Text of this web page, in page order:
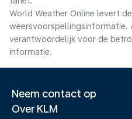
World Weather Online levert de
weersvoorspellingsinformatie.
verantwoordelijk voor de
informatie.
Neem contact op
Over KLM